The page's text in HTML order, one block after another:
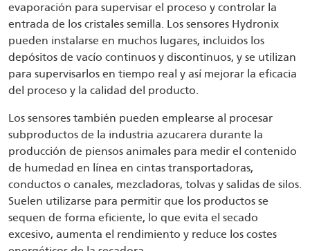
evaporación para supervisar el proceso y controlar la
entrada de los cristales semilla. Los sensores Hydronix
pueden instalarse en muchos lugares, incluidos los
depósitos de vacío continuos y discontinuos, y se utilizan
para supervisarlos en tiempo real y así mejorar la eficacia
del proceso y la calidad del producto.
Los sensores también pueden emplearse al procesar
subproductos de la industria azucarera durante la
producción de piensos animales para medir el contenido
de humedad en línea en cintas transportadoras,
conductos o canales, mezcladoras, tolvas y salidas de silos.
Suelen utilizarse para permitir que los productos se
sequen de forma eficiente, lo que evita el secado
excesivo, aumenta el rendimiento y reduce los costes